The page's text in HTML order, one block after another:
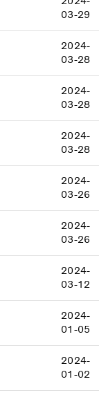
03-29
2024-
03-28
2024-
03-28
2024-
03-28
2024-
03-26
2024-
03-26
2024-
03-12
2024-
01-05
2024-
01-02